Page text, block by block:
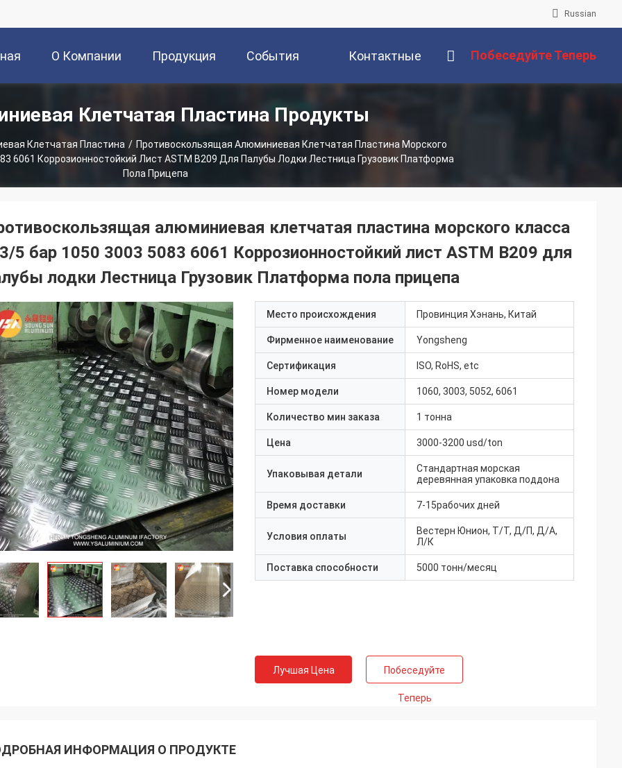
Russian
О Компании Продукция События Контактные Побеседуйте Теперь
Клетчатая Пластина Продукты
Клетчатая Пластина / Противоскользящая Алюминиевая Клетчатая Пластина Морского
6061 Коррозионностойкий Лист ASTM B209 Для Палубы Лодки Лестница Грузовик Платформа
Пола Прицепа
алюминиевая клетчатая пластина морского класса
5 бар 1050 3003 5083 6061 Коррозионностойкий лист ASTM B209 для
лодки Лестница Грузовик Платформа пола прицепа
Место происхождения Провинция Хэнань, Китай
Фирменное наименование Yongsheng
Сертификация ISO, RoHS, etc
Номер модели 1060, 3003, 5052, 6061
Количество мин заказа 1 тонна
Цена 3000-3200 usd/ton
Упаковывая детали
Стандартная морская
деревянная упаковка поддона
Время доставки 7-15рабочих дней
Условия оплаты
Вестерн Юнион, Т/Т, Д/П, Д/А,
Л/К
Поставка способности 5000 тонн/месяц
Лучшая Цена Побеседуйте
Теперь
ИНФОРМАЦИЯ О ПРОДУКТЕ